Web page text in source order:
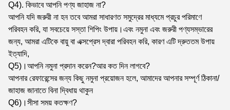
Q4). কিভাবে আপনি পণ্য জাহাজ না?
আপনি যদি জরুরী না হন তবে আমরা সাধারণত সমুদ্রের মাধ্যমে প্রচুর পরিমাণে
পরিবহন করি, যা সবচেয়ে সস্তা শিপিং উপায়।এবং নমুনা এবং জরুরী পণ্যসম্ভারের
জন্য, আমরা এটিকে বায়ু বা এক্সপ্রেস দ্বারা পরিবহন করি, কারণ এটি দ্রুততম উপায়
ইত্যাদি,
Q5)।আপনি নমুনা প্রদান করেন?আর কত দিন লাগবে?
আপনার রেফারেন্সের জন্য কিছু নমুনা প্রয়োজন হলে, আমাদের আপনার সম্পূর্ণ ঠিকানা/
জাহাজ জানাতে বিনা দ্বিধায় থাকুন
Q6)।সীসা সময় কতক্ষণ?